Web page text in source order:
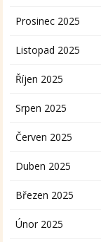
Prosinec 2025
Listopad 2025
Říjen 2025
Srpen 2025
Červen 2025
Duben 2025
Březen 2025
Únor 2025